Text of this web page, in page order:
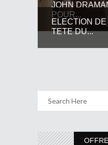
JOHN
POUR...
ELECTION
TETE DU...